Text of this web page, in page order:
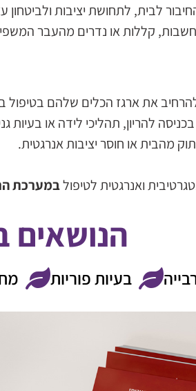
לבית, לתחושת יציבות ולביטחון
קללות או נדרים מהעבר
את ארגז הכלים שלהם בטיפול
להריון, תהליכי לידה או בעיות
מהבית או חוסר יציבות אנרגטית.
ואנרגטית לטיפולבמערכת
הנושאים
בעיות פוריות